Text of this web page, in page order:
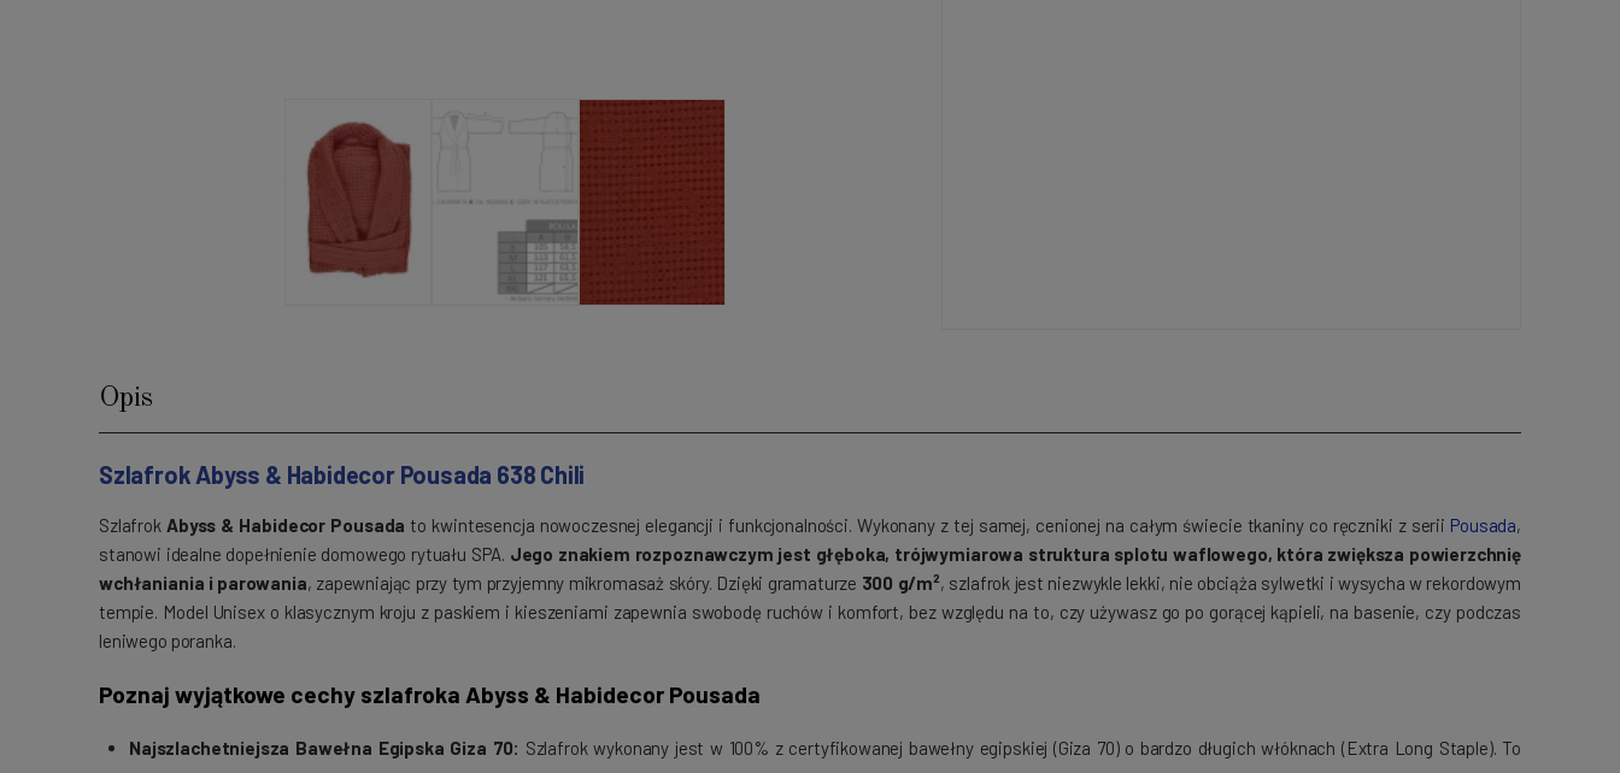
Opis
Szlafrok Abyss & Habidecor Pousada 638 Chili
Szlafrok Abyss & Habidecor Pousada to kwintesencja nowoczesnej elegancji i funkcjonalności. Wykonany z tej samej, cenionej na całym świecie tkaniny co ręczniki z serii Pousada,
stanowi idealne dopełnienie domowego rytuału SPA. Jego znakiem rozpoznawczym jest głęboka, trójwymiarowa struktura splotu waflowego, która zwiększa powierzchnię
wchłaniania i parowania, zapewniając przy tym przyjemny mikromasaż skóry. Dzięki gramaturze 300 g/m², szlafrok jest niezwykle lekki, nie obciąża sylwetki i wysycha w rekordowym
tempie. Model Unisex o klasycznym kroju z paskiem i kieszeniami zapewnia swobodę ruchów i komfort, bez względu na to, czy używasz go po gorącej kąpieli, na basenie, czy podczas
leniwego poranka.
Poznaj wyjątkowe cechy szlafroka Abyss & Habidecor Pousada
Najszlachetniejsza Bawełna Egipska Giza 70: Szlafrok wykonany jest w 100% z certyfikowanej bawełny egipskiej (Giza 70) o bardzo długich włóknach (Extra Long Staple). To